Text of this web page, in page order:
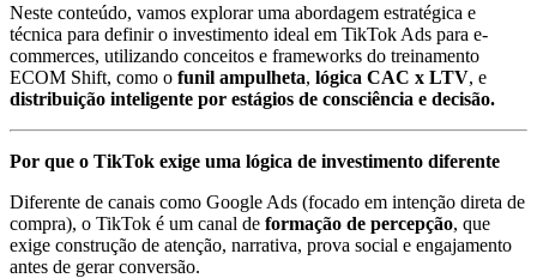
Neste conteúdo, vamos explorar uma abordagem estratégica e
técnica para definir o investimento ideal em TikTok Ads para e-
commerces, utilizando conceitos e frameworks do treinamento
ECOM Shift, como o funil ampulheta, lógica CAC x LTV, e
distribuição inteligente por estágios de consciência e decisão.
Por que o TikTok exige uma lógica de investimento diferente
Diferente de canais como Google Ads (focado em intenção direta de
compra), o TikTok é um canal de formação de percepção, que
exige construção de atenção, narrativa, prova social e engajamento
antes de gerar conversão.